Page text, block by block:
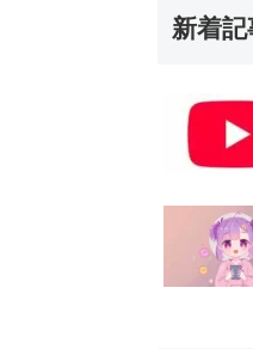
新着記